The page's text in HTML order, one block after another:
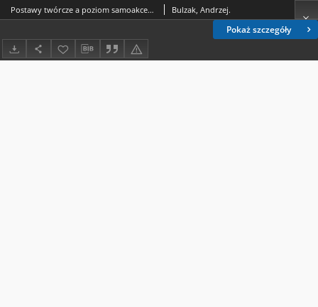
Pokaż szczegóły
Postawy twórcze a poziom samoakceptacji Bulzak, Andrzej.